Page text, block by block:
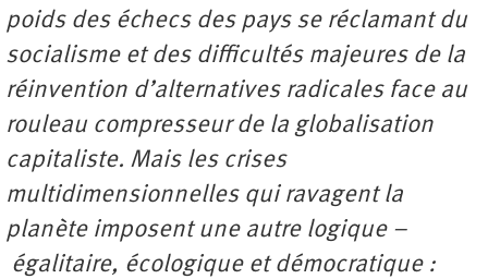
poids des échecs des pays se réclamant du
socialisme et des difficultés majeures de la
réinvention d’alternatives radicales face au
rouleau compresseur de la globalisation
capitaliste. Mais les crises
multidimensionnelles qui ravagent la
planète imposent une autre logique –
égalitaire, écologique et démocratique :